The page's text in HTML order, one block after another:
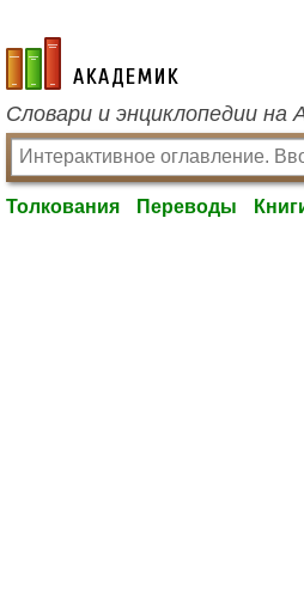
academic.ru
Словари и энциклопедии на
Толкования Переводы